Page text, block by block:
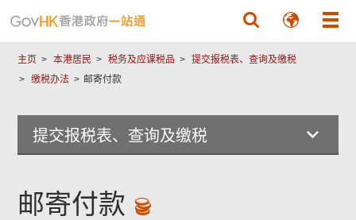
主页 本港居民 税务及应课税品
提交报税表、查询及缴税
缴税办法
邮寄付款
提交报税表、查询及缴税
邮寄付款